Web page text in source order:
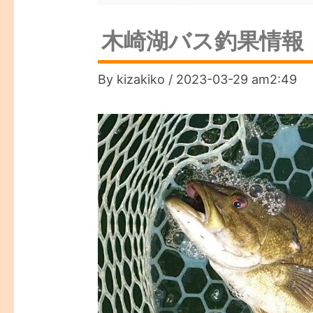
木崎湖バス釣果情
By kizakiko / 2023-03-29 am2:49